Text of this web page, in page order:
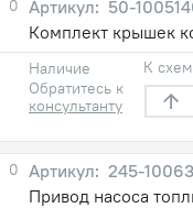
0
50-
Комплект крышек
Наличие
Обратитесь к
консультанту
К
0
245-
Привод насоса